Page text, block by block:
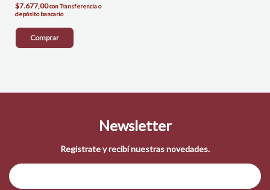
$7.677,00conTransferencia o
depósito bancario
Comprar
Newsletter
Registrate y recibí nuestras novedades.